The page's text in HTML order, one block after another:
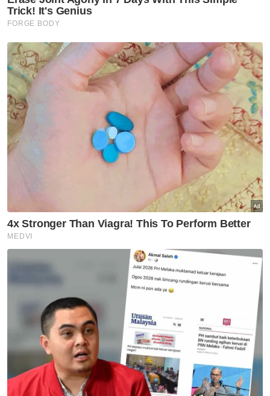
Agong
Titah
Dewan Rakyat
Artikel Disyorkan
Seorang wakil MIC bertaraf
Exco akan ditempatkan di
Ismail
'Pandang ke hadapan, jangan
ada lagi fitnah, adu domba-
Jalaluddin
Melaka NS
Ismail terajui tiga portfolio
utama pentadbiran Kerajaan
Negeri Sembilan
Melaka NS